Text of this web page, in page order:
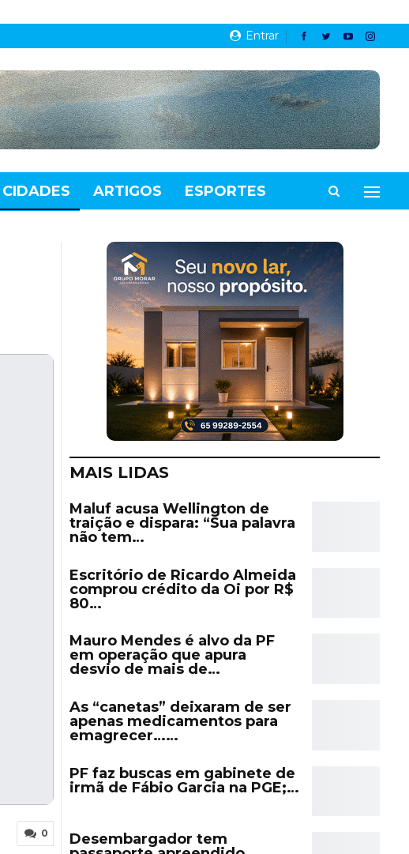
Entrar
CIDADES ARTIGOS ESPORTES
0
MAIS LIDAS
Maluf acusa Wellington de
traição e dispara: “Sua palavra
não tem…
Escritório de Ricardo Almeida
comprou crédito da Oi por R$
80…
Mauro Mendes é alvo da PF
em operação que apura
desvio de mais de…
As “canetas” deixaram de ser
apenas medicamentos para
emagrecer……
PF faz buscas em gabinete de
irmã de Fábio Garcia na PGE;…
Desembargador tem